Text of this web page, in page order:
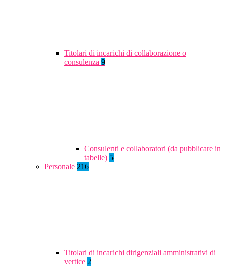
Titolari di incarichi di collaborazione o
consulenza 9
Consulenti e collaboratori (da pubblicare in
tabelle) 5
Personale 216
Titolari di incarichi dirigenziali amministrativi di
vertice 2